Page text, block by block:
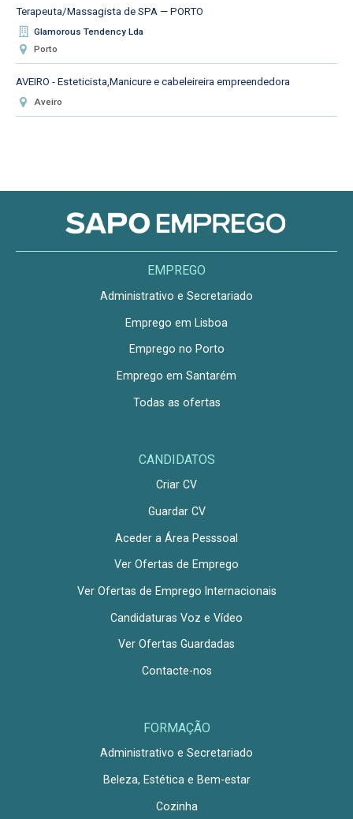
Terapeuta/Massagista de SPA — PORTO
Glamorous Tendency Lda
Porto
AVEIRO - Esteticista,Manicure e cabeleireira empreendedora
Aveiro
EMPREGO
Administrativo e Secretariado
Emprego em Lisboa
Emprego no Porto
Emprego em Santarém
Todas as ofertas
CANDIDATOS
Criar CV
Guardar CV
Aceder a Área Pesssoal
Ver Ofertas de Emprego
Ver Ofertas de Emprego Internacionais
Candidaturas Voz e Vídeo
Ver Ofertas Guardadas
Contacte-nos
FORMAÇÃO
Administrativo e Secretariado
Beleza, Estética e Bem-estar
Cozinha